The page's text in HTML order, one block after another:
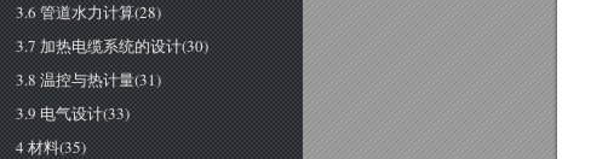
3.6 管道水力计算(28)
3.7 加热电缆系统的设计(30)
3.8 温控与热计量(31)
3.9 电气设计(33)
4 材料(35)